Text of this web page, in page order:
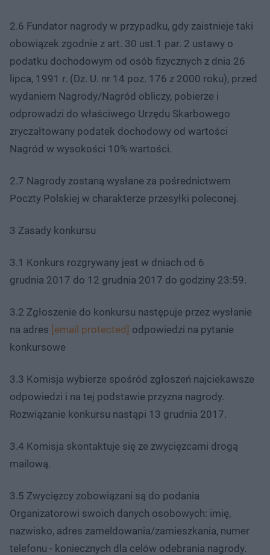
2.6 Fundator nagrody w przypadku, gdy zaistnieje taki
obowiązek zgodnie z art. 30 ust.1 par. 2 ustawy o
podatku dochodowym od osób fizycznych z dnia 26
lipca, 1991 r. (Dz. U. nr 14 poz. 176 z 2000 roku), przed
wydaniem Nagrody/Nagród obliczy, pobierze i
odprowadzi do właściwego Urzędu Skarbowego
zryczałtowany podatek dochodowy od wartości
Nagród w wysokości 10% wartości.
2.7 Nagrody zostaną wysłane za pośrednictwem
Poczty Polskiej w charakterze przesyłki poleconej.
3 Zasady konkursu
3.1 Konkurs rozgrywany jest w dniach od 6
grudnia 2017 do 12 grudnia 2017 do godziny 23:59.
3.2 Zgłoszenie do konkursu następuje przez wysłanie
na adres [email protected]
odpowiedzi na pytanie
konkursowe
3.3 Komisja wybierze spośród zgłoszeń najciekawsze
odpowiedzi i na tej podstawie przyzna nagrody.
Rozwiązanie konkursu nastąpi 13 grudnia 2017.
3.4 Komisja skontaktuje się ze zwycięzcami drogą
mailową.
3.5 Zwycięzcy zobowiązani są do podania
Organizatorowi swoich danych osobowych: imię,
nazwisko, adres zameldowania/zamieszkania, numer
telefonu - koniecznych dla celów odebrania nagrody.